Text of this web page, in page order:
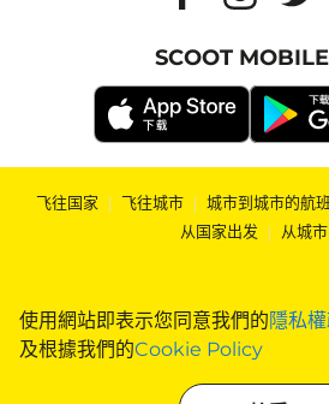
使用網站即表示您同意我們的隱私
及根據我們的Cookie Policy
SCOOT
飞往国家 | 飞往城市 | 城市到城市的航
从国家出发 | 从城